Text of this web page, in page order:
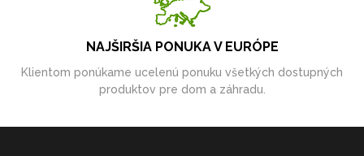
NAJŠIRŠIA PONUKA V EURÓPE
Klientom ponúkame ucelenú ponuku všetkých dostupných
produktov pre dom a záhradu.